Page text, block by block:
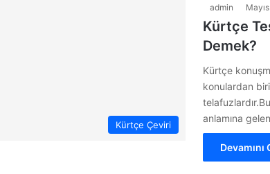
Kürtçe Çeviri
admin
Kürtçe
Demek?
Kürtçe
konulardan
anlamına
Devamını